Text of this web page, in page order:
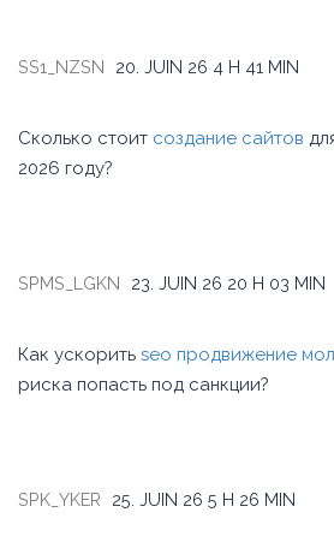
SS1_NZSN 20. JUIN 26 4 H 41 MIN
Сколько стоит создание сайтов
2026 году?
SPMS_LGKN 23. JUIN 26 20 H 03 MIN
Как ускорить seo продвижение
риска попасть под санкции?
SPK_YKER 25. JUIN 26 5 H 26 MIN